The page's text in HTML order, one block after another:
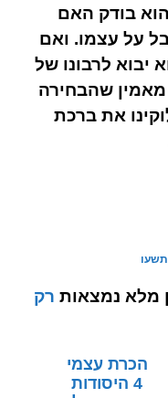
בודק האם
על עצמו. ואם
יבוא לרבונו של
שהבחירה
את ברכת
מלא נמצאות רק
הכרת עצמי
4 היסודות